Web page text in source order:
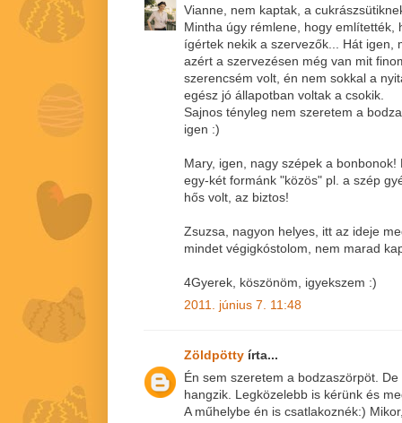
Vianne, nem kaptak, a
Mintha úgy rémlene, hogy említették,
ígértek nekik a szervezők... Hát igen,
azért a szervezésen még van mit
szerencsém volt, én nem sokkal a
egész jó állapotban voltak a csokik.
Sajnos tényleg nem szeretem a
igen :)
Mary, igen, nagy szépek a
egy-két formánk "közös" pl. a szép
hős volt, az biztos!
Zsuzsa, nagyon helyes, itt az ideje
mindet végigkóstolom, nem marad
4Gyerek, köszönöm, igyekszem :)
2011. június 7. 11:48
Zöldpötty írta...
Én sem szeretem a bodzaszörpöt.
hangzik. Legközelebb is kérünk és
A műhelybe én is csatlakoznék:)